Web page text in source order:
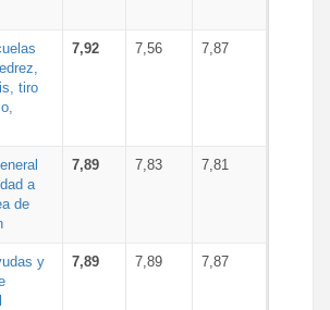
tiro
7,92 7,56 7,87
a
de
7,89 7,83 7,81
y
7,89 7,89 7,87